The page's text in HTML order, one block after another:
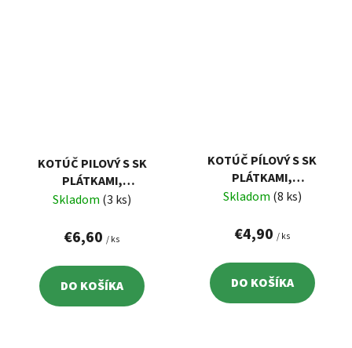
KOTÚČ PILOVÝ S SK
PLÁTKAMI,
125X2,6X22,2MM,
PLÁTKOV 2,6MM EXTOL
8803206
Skladom (3 ks)
€6,60 / ks
DO KOŠÍKA
KOTÚČ PÍLOVÝ S SK
PLÁTKAMI,
160X1,4X30MM, 36Z
Skladom (8 ks)
€4,90 / ks
DO KOŠÍKA